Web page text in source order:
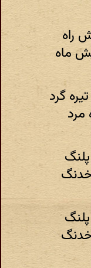
راه
ماه
گرد
مرد